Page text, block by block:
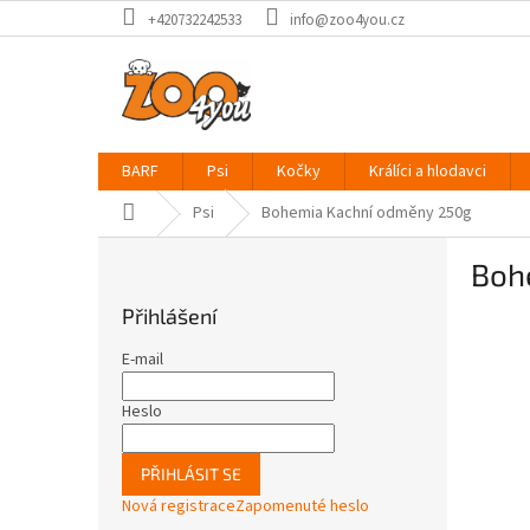
na
+420732242533 info@zoo4you.cz
BARF Psi Kočky Králíci a hlodavci
Domů Psi Bohemia Kachní odměny 250g
Přihlášení
E-mail
Heslo
PŘIHLÁSIT SE
Nová registraceZapomenuté heslo